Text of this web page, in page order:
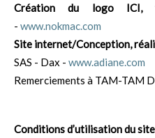
Création du logo ICI,
- www.nokmac.com
Site internet/Conception,
SAS - Dax - www.adiane.com
Remerciements à TAM-TAM
Conditions d’utilisation du site